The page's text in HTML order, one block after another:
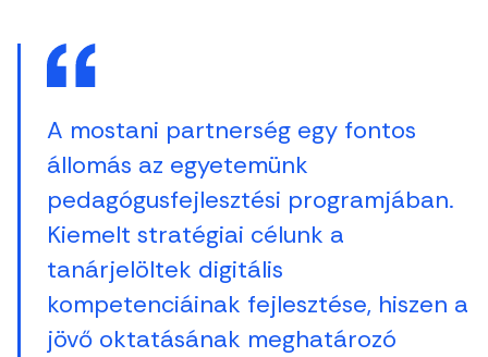
A mostani partnerség egy fontos
állomás az egyetemünk
pedagógusfejlesztési programjában.
Kiemelt stratégiai célunk a
tanárjelöltek digitális
kompetenciáinak fejlesztése, hiszen a
jövő oktatásának meghatározó